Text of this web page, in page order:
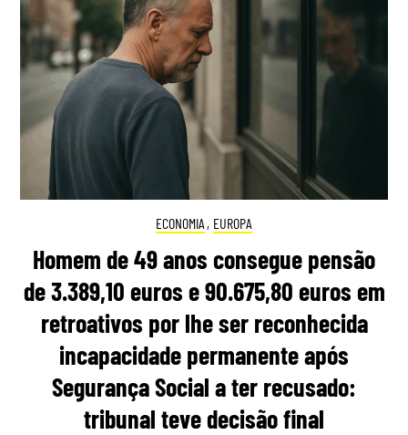
ECONOMIA , EUROPA
Homem de 49 anos consegue pensão
de 3.389,10 euros e 90.675,80 euros em
retroativos por lhe ser reconhecida
incapacidade permanente após
Segurança Social a ter recusado:
tribunal teve decisão final